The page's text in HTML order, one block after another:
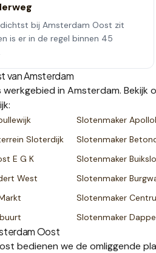
bij Amsterdam Oost zit
is er in de regel binnen 45
vanAmsterdam
in Amsterdam. Bekijk
Slotenmaker
Sloterdijk Slotenmaker
E G K Slotenmaker
West Slotenmaker
Slotenmaker
Slotenmaker
Oost
bedienen we de omliggende